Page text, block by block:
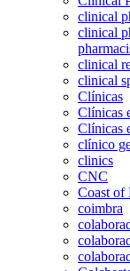
clinical
clinical
clinical
clinical
Clínicas
Clínicas
Clínicas
clínico
clinics
CNC
Coast of
coimbra